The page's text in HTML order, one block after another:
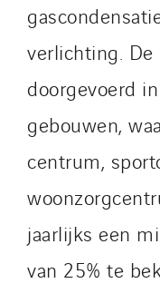
verlichting.
doorgevoerd
gebouwen,
centrum,
jaarlijks een
van 25% te